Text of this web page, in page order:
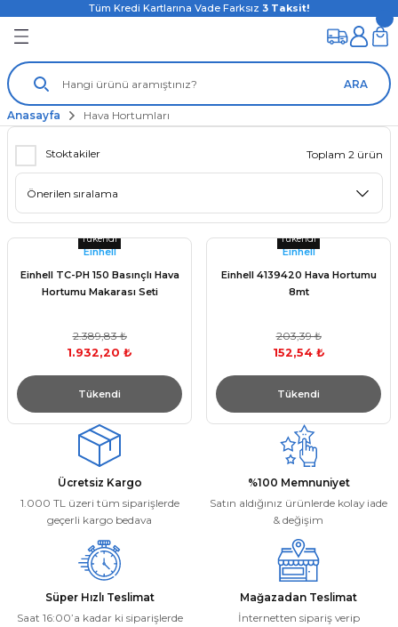
Tüm Kredi Kartlarına Vade Farksız 3 Taksit!
ARA
Anasayfa Hava Hortumları
Stoktakiler Toplam 2 ürün
Tükendi
Einhell
Einhell TC-PH 150 Basınçlı Hava
Hortumu Makarası Seti
2.389,83 ₺
1.932,20 ₺
Tükendi
Tükendi
Einhell
Einhell 4139420 Hava Hortumu
8mt
203,39 ₺
152,54 ₺
Tükendi
Ücretsiz Kargo
1.000 TL üzeri tüm siparişlerde
geçerli kargo bedava
%100 Memnuniyet
Satın aldığınız ürünlerde kolay iade
& değişim
Süper Hızlı Teslimat
Saat 16:00’a kadar ki siparişlerde
Mağazadan Teslimat
İnternetten sipariş verip